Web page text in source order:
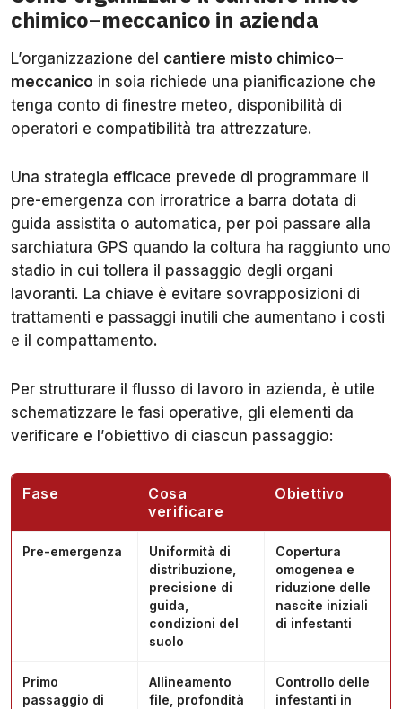
chimico–meccanico in azienda
L’organizzazione del cantiere misto chimico–
meccanico in soia richiede una pianificazione che
tenga conto di finestre meteo, disponibilità di
operatori e compatibilità tra attrezzature.
Una strategia efficace prevede di programmare il
pre-emergenza con irroratrice a barra dotata di
guida assistita o automatica, per poi passare alla
sarchiatura GPS quando la coltura ha raggiunto uno
stadio in cui tollera il passaggio degli organi
lavoranti. La chiave è evitare sovrapposizioni di
trattamenti e passaggi inutili che aumentano i costi
e il compattamento.
Per strutturare il flusso di lavoro in azienda, è utile
schematizzare le fasi operative, gli elementi da
verificare e l’obiettivo di ciascun passaggio:
Fase
Cosa
verificare
Obiettivo
Pre-emergenza
Uniformità di
distribuzione,
precisione di
guida,
condizioni del
suolo
Copertura
omogenea e
riduzione delle
nascite iniziali
di infestanti
Primo
passaggio di
Allineamento
file, profondità
Controllo delle
infestanti in